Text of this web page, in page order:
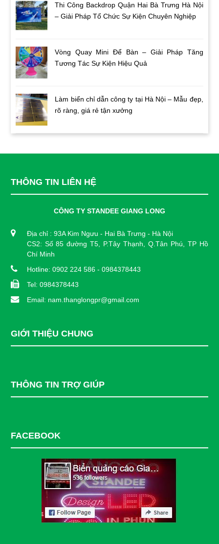
Thi Công Backdrop Quận Hai Bà Trưng Hà Nội
– Giải Pháp Tổ Chức Sự Kiện Chuyên Nghiệp
Vòng Quay Mini Để Bàn – Giải Pháp Tăng
Tương Tác Sự Kiện Hiệu Quả
Làm biển chỉ dẫn công ty tại Hà Nội – Mẫu đẹp,
rõ ràng, giá rẻ tận xưởng
THÔNG TIN LIÊN HỆ
CÔNG TY STANDEE GIANG LONG
Địa chỉ : 93A Kim Ngưu - Hai Bà Trưng - Hà Nội
CS2: Số 85 đường T5, P.Tây Thạnh, Q.Tân Phú, TP Hồ
Chí Minh
Hotline: 0902 224 586 - 0984378443
Tel: 0984378443
Email: nam.thanglongpr@gmail.com
GIỚI THIỆU CHUNG
THÔNG TIN TRỢ GIÚP
FACEBOOK